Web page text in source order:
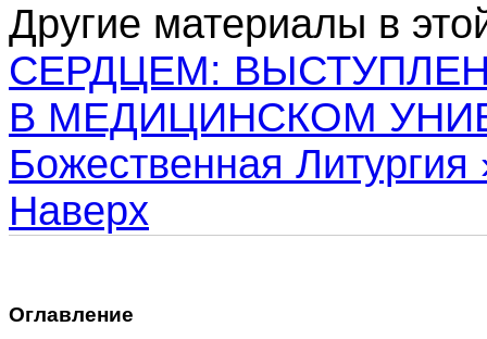
Другие материалы в
СЕРДЦЕМ:
В МЕДИЦИНСКОМ
Божественная Литургия
Наверх
Оглавление